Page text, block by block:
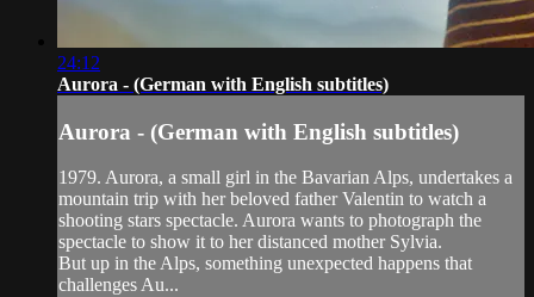
24:12
Aurora - (German with English subtitles)
Aurora - (German with English subtitles)
1979. Aurora, a small girl in the Bavarian Alps, undertakes a
mountain trip with her beloved father Valentin to watch a
shooting stars spectacle. Aurora wants to photograph the
spectacle to show it to her distanced mother Sylvia.
But up in the Alps, something unexpected happens that
challenges Au...